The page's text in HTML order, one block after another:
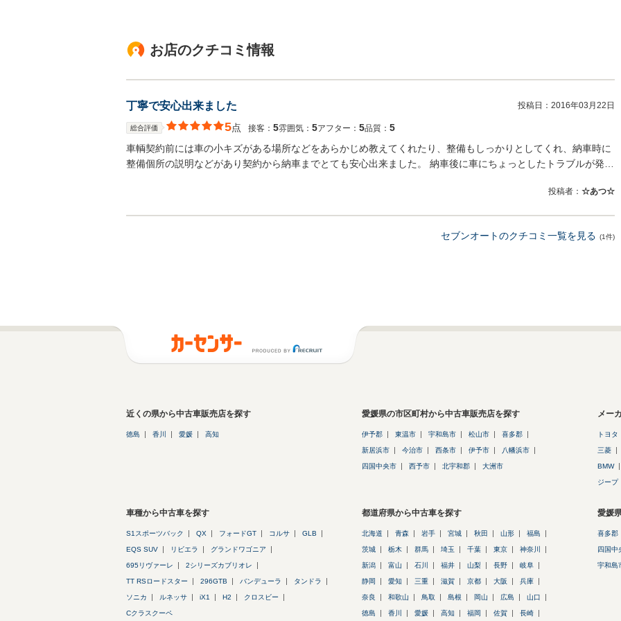
お店のクチコミ情報
丁寧で安心出来ました 投稿日： 2016年03月22日
総合評価 5点 接客： 5雰囲気： 5アフター： 5品質： 5
車輌契約前には車の小キズがある場所などをあらかじめ教えてくれたり、整備もしっかりとしてくれ、納車時に
整備個所の説明などがあり契約から納車までとても安心出来ました。 納車後に車にちょっとしたトラブルが発…
投稿者： ☆あつ☆
セブンオートのクチコミ一覧を見る (1件)
近くの県から中古車販売店を探す
徳島 香川 愛媛 高知
愛媛県の市区町村から中古車販売店を探す
伊予郡 東温市 宇和島市 松山市 喜多郡
新居浜市 今治市 西条市 伊予市 八幡浜市
四国中央市 西予市 北宇和郡 大洲市
メー
トヨタ
三菱
BMW
ジープ
車種から中古車を探す
S1スポーツバック QX フォードGT コルサ GLB
EQS SUV リビエラ グランドワゴニア
695リヴァーレ 2シリーズカブリオレ
TT RSロードスター 296GTB バンデューラ タンドラ
ソニカ ルネッサ iX1 H2 クロスビー
Cクラスクーペ
都道府県から中古車を探す
北海道 青森 岩手 宮城 秋田 山形 福島
茨城 栃木 群馬 埼玉 千葉 東京 神奈川
新潟 富山 石川 福井 山梨 長野 岐阜
静岡 愛知 三重 滋賀 京都 大阪 兵庫
奈良 和歌山 鳥取 島根 岡山 広島 山口
徳島 香川 愛媛 高知 福岡 佐賀 長崎
愛媛
喜多郡
四国中
宇和島